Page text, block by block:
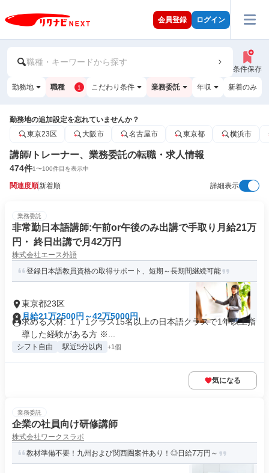
会員登録 ログイン
職種・キーワードから探す
条件保存
勤務地 職種 1 こだわり条件 業務委託 年収 新着のみ
勤務地の追加設定を忘れていませんか？
東京23区
大阪市 名古屋市 東京都 横浜市
講師/トレーナー、業務委託の転職・求人情報
474件1〜100件目を表示中
関連度順新着順 詳細表示
業務委託
非常勤日本語講師:午前or午後のみ出講で手取り月給21万
円・ 終日出講で月42万円
株式会社エース外語
登録日本語教員資格の取得サポート、短期～長期間継続可能
東京都23区
月給21万2500円～42万5000円
求める人材: １）1クラス15名以上の日本語クラスで1年以上指
導した経験がある方 ※...
シフト自由 駅近5分以内 +1個
気になる
業務委託
企業の社員向け研修講師
株式会社ワークスラボ
教材準備不要！九州および関西圏案件あり！◎日給7万円～